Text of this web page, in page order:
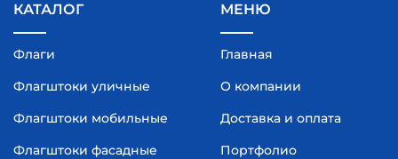
КАТАЛОГ
Флаги
Флагштоки уличные
Флагштоки мобильные
Флагштоки фасадные
МЕНЮ
Главная
О компании
Доставка и оплата
Портфолио